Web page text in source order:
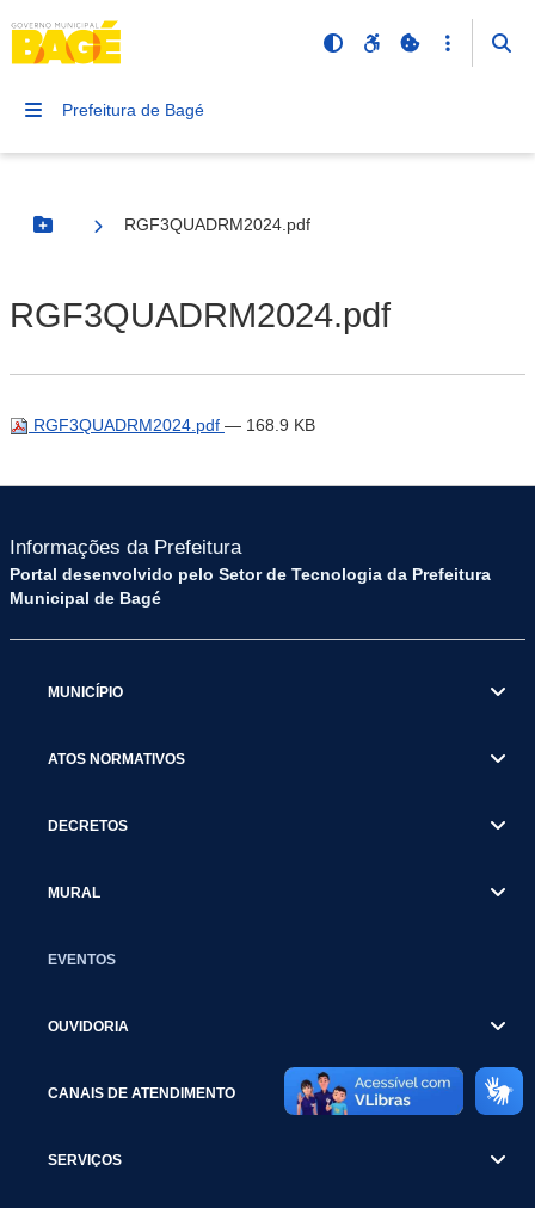
Prefeitura de Bagé
Botão Menu
RGF3QUADRM2024.pdf
RGF3QUADRM2024.pdf
RGF3QUADRM2024.pdf — 168.9 KB
Informações da Prefeitura
Portal desenvolvido pelo Setor de Tecnologia da Prefeitura
Municipal de Bagé
MUNICÍPIO
ATOS NORMATIVOS
DECRETOS
MURAL
EVENTOS
OUVIDORIA
CANAIS DE ATENDIMENTO
SERVIÇOS